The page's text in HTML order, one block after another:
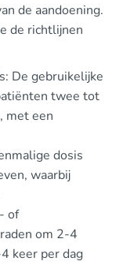
de aandoening.
de richtlijnen
De gebruikelijke
twee tot
met een
dosis
waarbij
of
om 2-4
keer per dag